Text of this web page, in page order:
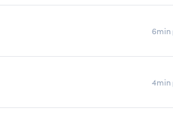
6min
4min